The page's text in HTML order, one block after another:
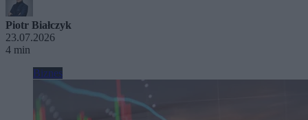
Piotr Białczyk
23.07.2026
4 min
Biznes